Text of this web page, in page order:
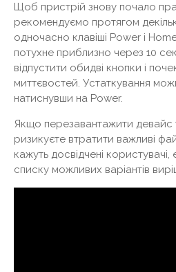
Щоб пристрій знову почало
рекомендуємо протягом
одночасно клавіші Power і
потухне приблизно через 10
відпустити обидві кнопки і
миттєвостей. Устаткування
натиснувши на Power.
Якщо перезавантажити девайс
ризикуєте втратити важливі
кажуть досвідчені
списку можливих варіантів